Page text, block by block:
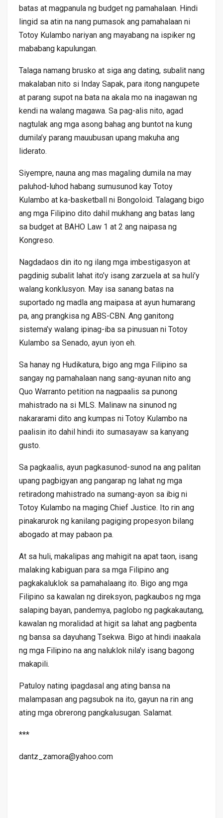
batas at magpanula ng budget ng pamahalaan. Hindi
lingid sa atin na nang pumasok ang pamahalaan ni
Totoy Kulambo nariyan ang mayabang na ispiker ng
mababang kapulungan.
Talaga namang brusko at siga ang dating, subalit nang
makalaban nito si Inday Sapak, para itong nangupete
at parang supot na bata na akala mo na inagawan ng
kendi na walang magawa. Sa pag-alis nito, agad
nagtulak ang mga asong bahag ang buntot na kung
dumila’y parang mauubusan upang makuha ang
liderato.
Siyempre, nauna ang mas magaling dumila na may
paluhod-luhod habang sumusunod kay Totoy
Kulambo at ka-basketball ni Bongoloid. Talagang bigo
ang mga Filipino dito dahil mukhang ang batas lang
sa budget at BAHO Law 1 at 2 ang naipasa ng
Kongreso.
Nagdadaos din ito ng ilang mga imbestigasyon at
pagdinig subalit lahat ito’y isang zarzuela at sa huli’y
walang konklusyon. May isa sanang batas na
suportado ng madla ang maipasa at ayun humarang
pa, ang prangkisa ng ABS-CBN. Ang ganitong
sistema’y walang ipinag-iba sa pinusuan ni Totoy
Kulambo sa Senado, ayun iyon eh.
Sa hanay ng Hudikatura, bigo ang mga Filipino sa
sangay ng pamahalaan nang sang-ayunan nito ang
Quo Warranto petition na nagpaalis sa punong
mahistrado na si MLS. Malinaw na sinunod ng
nakararami dito ang kumpas ni Totoy Kulambo na
paalisin ito dahil hindi ito sumasayaw sa kanyang
gusto.
Sa pagkaalis, ayun pagkasunod-sunod na ang palitan
upang pagbigyan ang pangarap ng lahat ng mga
retiradong mahistrado na sumang-ayon sa ibig ni
Totoy Kulambo na maging Chief Justice. Ito rin ang
pinakarurok ng kanilang pagiging propesyon bilang
abogado at may pabaon pa.
At sa huli, makalipas ang mahigit na apat taon, isang
malaking kabiguan para sa mga Filipino ang
pagkakaluklok sa pamahalaang ito. Bigo ang mga
Filipino sa kawalan ng direksyon, pagkaubos ng mga
salaping bayan, pandemya, paglobo ng pagkakautang,
kawalan ng moralidad at higit sa lahat ang pagbenta
ng bansa sa dayuhang Tsekwa. Bigo at hindi inaakala
ng mga Filipino na ang naluklok nila’y isang bagong
makapili.
Patuloy nating ipagdasal ang ating bansa na
malampasan ang pagsubok na ito, gayun na rin ang
ating mga obrerong pangkalusugan. Salamat.
***
dantz_zamora@yahoo.com